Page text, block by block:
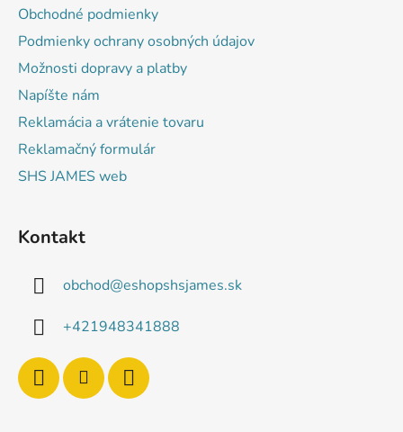
Obchodné podmienky
Podmienky ochrany osobných údajov
Možnosti dopravy a platby
Napíšte nám
Reklamácia a vrátenie tovaru
Reklamačný formulár
SHS JAMES web
Kontakt
obchod@eshopshsjames.sk
+421948341888